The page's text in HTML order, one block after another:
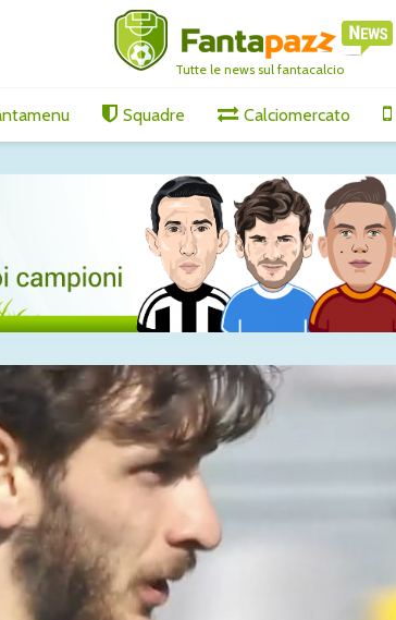
Tutte le news sul fantacalcio
Squadre Calciomercato
affare
visite
Amichevoli, segnali
verso il campionato:
bene Juventus, Napoli e
Lazio, pari Milan-Inter,
ko il Sassuolo